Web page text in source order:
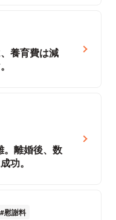
養育費は減
。離婚後、数
功。
慰謝料